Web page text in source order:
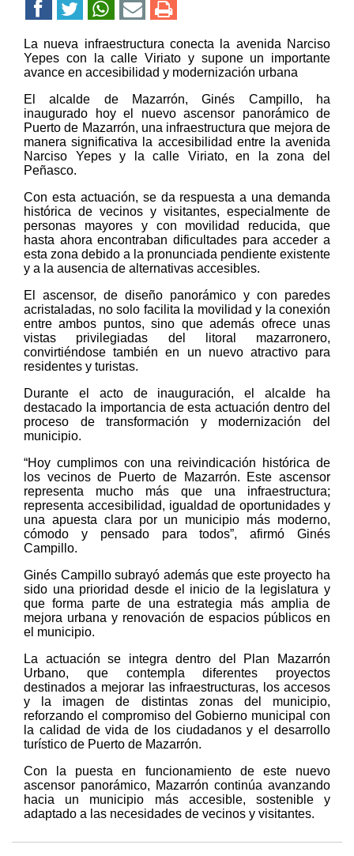
La nueva infraestructura conecta la avenida Narciso
Yepes con la calle Viriato y supone un importante
avance en accesibilidad y modernización urbana
El alcalde de Mazarrón, Ginés Campillo, ha
inaugurado hoy el nuevo ascensor panorámico de
Puerto de Mazarrón, una infraestructura que mejora de
manera significativa la accesibilidad entre la avenida
Narciso Yepes y la calle Viriato, en la zona del
Peñasco.
Con esta actuación, se da respuesta a una demanda
histórica de vecinos y visitantes, especialmente de
personas mayores y con movilidad reducida, que
hasta ahora encontraban dificultades para acceder a
esta zona debido a la pronunciada pendiente existente
y a la ausencia de alternativas accesibles.
El ascensor, de diseño panorámico y con paredes
acristaladas, no solo facilita la movilidad y la conexión
entre ambos puntos, sino que además ofrece unas
vistas privilegiadas del litoral mazarronero,
convirtiéndose también en un nuevo atractivo para
residentes y turistas.
Durante el acto de inauguración, el alcalde ha
destacado la importancia de esta actuación dentro del
proceso de transformación y modernización del
municipio.
“Hoy cumplimos con una reivindicación histórica de
los vecinos de Puerto de Mazarrón. Este ascensor
representa mucho más que una infraestructura;
representa accesibilidad, igualdad de oportunidades y
una apuesta clara por un municipio más moderno,
cómodo y pensado para todos”, afirmó Ginés
Campillo.
Ginés Campillo subrayó además que este proyecto ha
sido una prioridad desde el inicio de la legislatura y
que forma parte de una estrategia más amplia de
mejora urbana y renovación de espacios públicos en
el municipio.
La actuación se integra dentro del Plan Mazarrón
Urbano, que contempla diferentes proyectos
destinados a mejorar las infraestructuras, los accesos
y la imagen de distintas zonas del municipio,
reforzando el compromiso del Gobierno municipal con
la calidad de vida de los ciudadanos y el desarrollo
turístico de Puerto de Mazarrón.
Con la puesta en funcionamiento de este nuevo
ascensor panorámico, Mazarrón continúa avanzando
hacia un municipio más accesible, sostenible y
adaptado a las necesidades de vecinos y visitantes.